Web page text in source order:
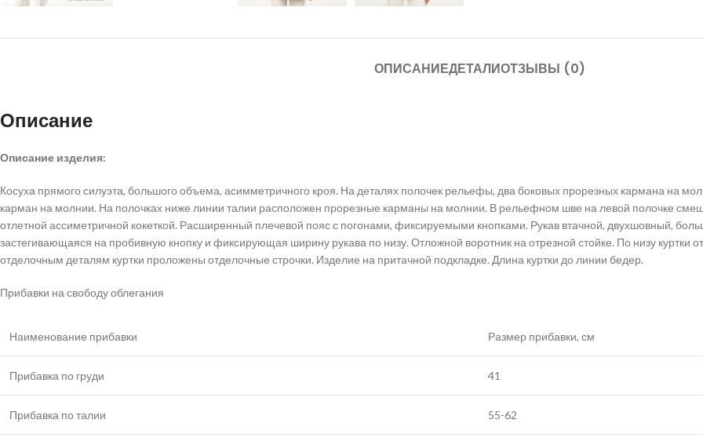
ОПИСАНИЕДЕТАЛИОТЗЫВЫ (0)
Описание
Описание изделия:
Косуха прямого силуэта, большого объема, асимметричного кроя. На деталях полочек рельефы, два боковых прорезных кармана на
карман на молнии. На полочках ниже линии талии расположен прорезные карманы на молнии. В рельефном шве на левой полочке
отлетной ассиметричной кокеткой. Расширенный плечевой пояс с погонами, фиксируемыми кнопками. Рукав втачной, двухшовный,
застегивающаяся на пробивную кнопку и фиксирующая ширину рукава по низу. Отложной воротник на отрезной стойке. По низу куртки
отделочным деталям куртки проложены отделочные строчки. Изделие на притачной подкладке. Длина куртки до линии бедер.
Прибавки на свободу облегания
Наименование прибавки Размер прибавки, см
Прибавка по груди 41
Прибавка по талии 55-62